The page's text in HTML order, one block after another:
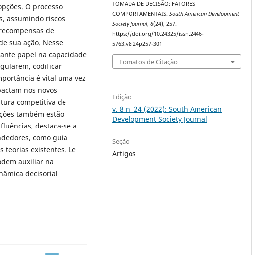
O processo
assumindo riscos
de
sua ação. Nesse
papel na capacidade
codificar
é vital uma vez
nos novos
competitiva de
também estão
destaca-se a
como guia
teorias existentes, Le
auxiliar na
decisorial
TOMADA DE DECISÃO: FATORES
COMPORTAMENTAIS.South American Development
Society Journal,8(24), 257.
https://doi.org/10.24325/issn.2446-
5763.v8i24p257-301
Fomatos de Citação
Edição
v. 8 n. 24 (2022): South American
Development Society Journal
Seção
Artigos